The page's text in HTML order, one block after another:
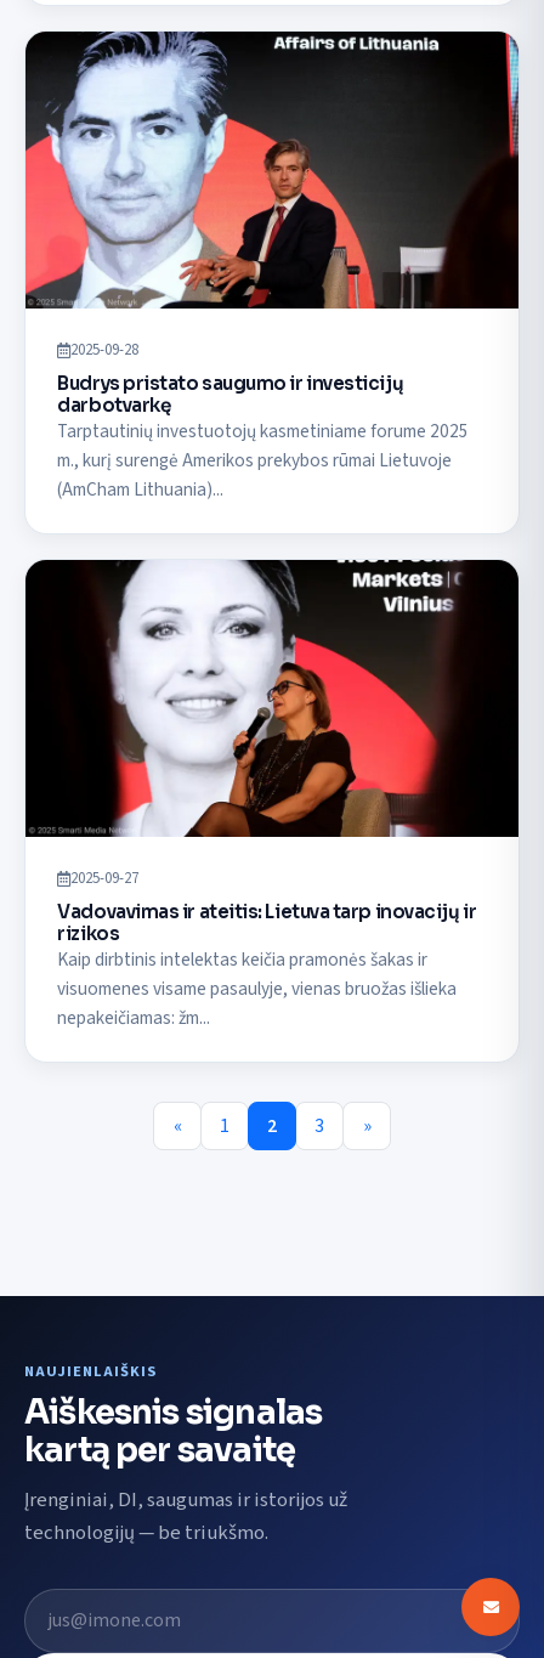
2025-09-28
Budrys pristato saugumo ir investicijų
darbotvarkę
Tarptautinių investuotojų kasmetiniame forume 2025
m., kurį surengė Amerikos prekybos rūmai Lietuvoje
(AmCham Lithuania)...
2025-09-27
Vadovavimas ir ateitis: Lietuva tarp inovacijų ir
rizikos
Kaip dirbtinis intelektas keičia pramonės šakas ir
visuomenes visame pasaulyje, vienas bruožas išlieka
nepakeičiamas: žm...
« 1 2 3 »
NAUJIENLAIŠKIS
Aiškesnis signalas
kartą per savaitę
Įrenginiai, DI, saugumas ir istorijos už
technologijų — be triukšmo.
El. pašto adresas